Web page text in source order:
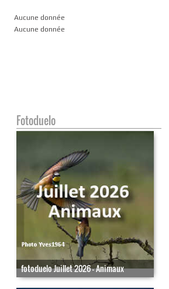
Aucune donnée
Aucune donnée
Fotoduelo
fotoduelo Juillet 2026 - Animaux